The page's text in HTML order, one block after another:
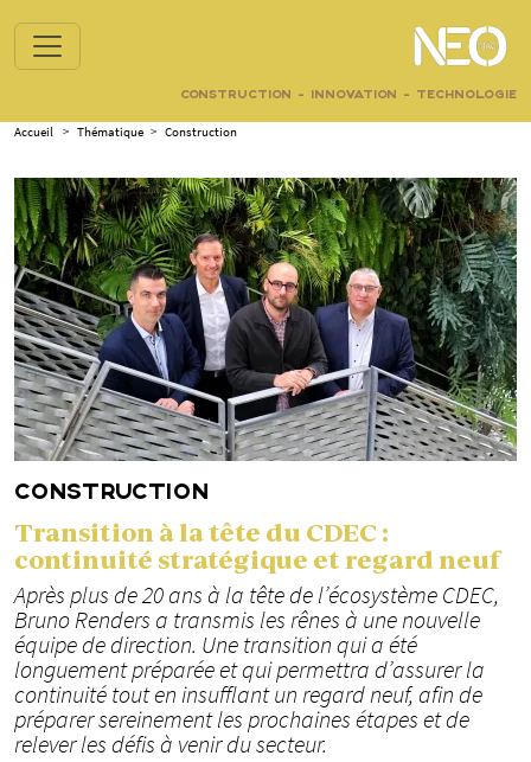
CONSTRUCTION - INNOVATION - TECHNOLOGIE
Accueil > Thématique > Construction
CONSTRUCTION
Transition à la tête du CDEC :
continuité stratégique et regard neuf
Après plus de 20 ans à la tête de l’écosystème CDEC,
Bruno Renders a transmis les rênes à une nouvelle
équipe de direction. Une transition qui a été
longuement préparée et qui permettra d’assurer la
continuité tout en insufflant un regard neuf, afin de
préparer sereinement les prochaines étapes et de
relever les défis à venir du secteur.